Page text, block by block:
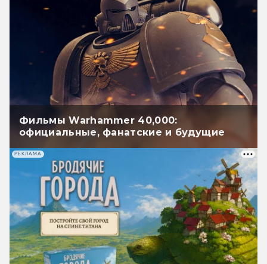
Фильмы Warhammer 40,000:
официальные, фанатские и будущие
РЕКЛАМА